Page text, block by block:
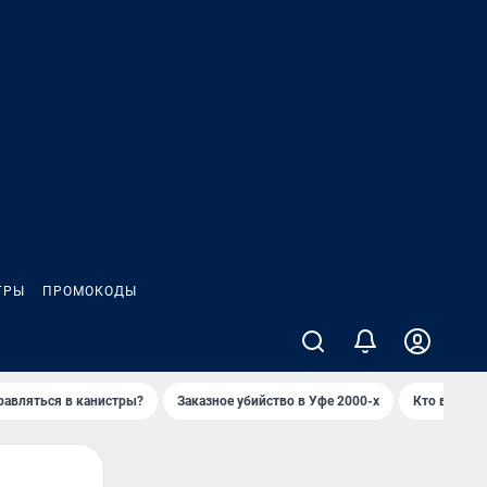
ПРОМОКОДЫ
в канистры? Заказное убийство в Уфе 2000-х Кто в